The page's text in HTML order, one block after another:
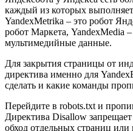
каждый из которых
YandexMetrika – это робот
робот Маркета, YandexMedia
мультимедийные данные.
Для закрытия страницы от
директива именно для
сделать и какие команды
Перейдите в robots.txt и
Директива Disallow
обход отдельных страниц или